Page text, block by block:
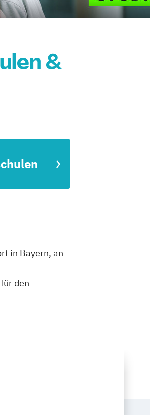
&
in Bayern, an
den